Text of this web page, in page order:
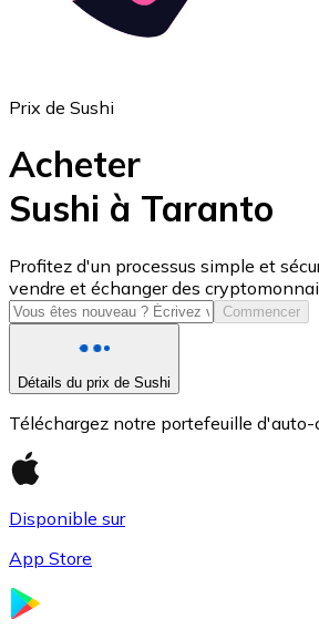
USD Coin
USDC
Prix de Sushi
Acheter
Sushi à Taranto
Profitez d'un processus simple et
vendre et échanger des
Commencer
Détails du prix de Sushi
Téléchargez notre portefeuille
Disponible sur
App Store